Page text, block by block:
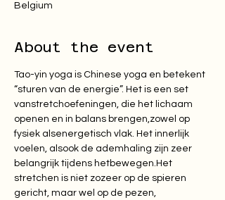
Belgium
About the event
Tao-yin yoga is Chinese yoga en betekent
“sturen van de energie”. Het is een set
vanstretchoefeningen, die het lichaam
openen en in balans brengen,zowel op
fysiek alsenergetisch vlak. Het innerlijk
voelen, alsook de ademhaling zijn zeer
belangrijk tijdens hetbewegen.Het
stretchen is niet zozeer op de spieren
gericht, maar wel op de pezen,